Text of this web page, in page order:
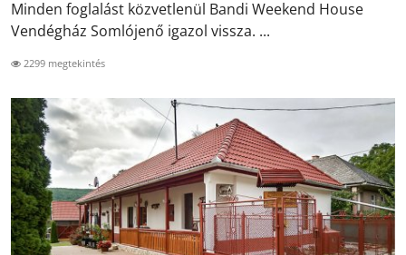
Minden foglalást közvetlenül Bandi Weekend House
Vendégház Somlójenő igazol vissza. ...
2299 megtekintés